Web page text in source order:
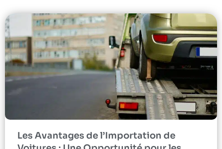
Les Avantages de l’Importation de